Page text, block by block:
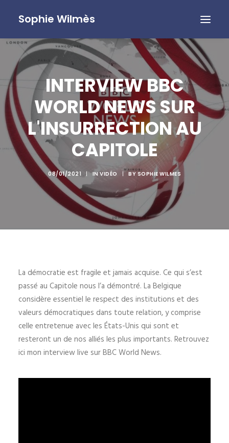
Sophie Wilmès
INTERVIEW BBC
WORLD NEWS SUR
L'INSURRECTION AU
CAPITOLE
08/01/2021 | IN VIDÉO | BY SOPHIE WILMES
La démocratie est fragile et jamais acquise. Ce qui s’est
passé au Capitole nous l’a démontré. La Belgique
considère essentiel le respect des institutions et des
valeurs démocratiques dans toute relation, y comprise
celle entretenue avec les États-Unis qui sont et
resteront un de nos alliés les plus importants. Retrouvez
ici mon interview live sur BBC World News.